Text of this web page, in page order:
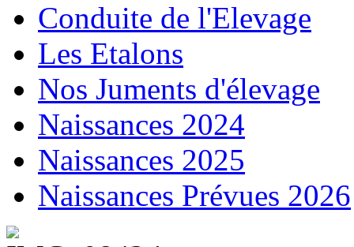
Conduite de l'Elevage
Les Etalons
Nos Juments d'élevage
Naissances 2024
Naissances 2025
Naissances Prévues 2026